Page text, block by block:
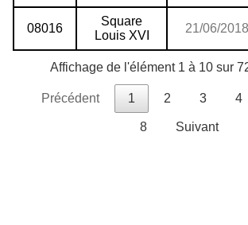
08016
Square
Louis XVI
21/06/2018
Affichage de l'élément 1 à 10 sur
Précédent 1 2 3 4
8 Suivant